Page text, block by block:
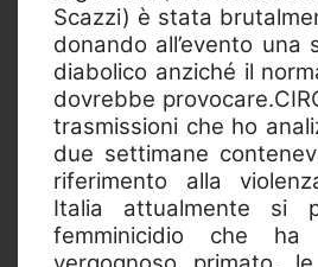
Scazzi) è stata
donando all’evento
diabolico anziché il
dovrebbe
trasmissioni che ho
due settimane
riferimento alla
Italia attualmente si
femminicidio che ha